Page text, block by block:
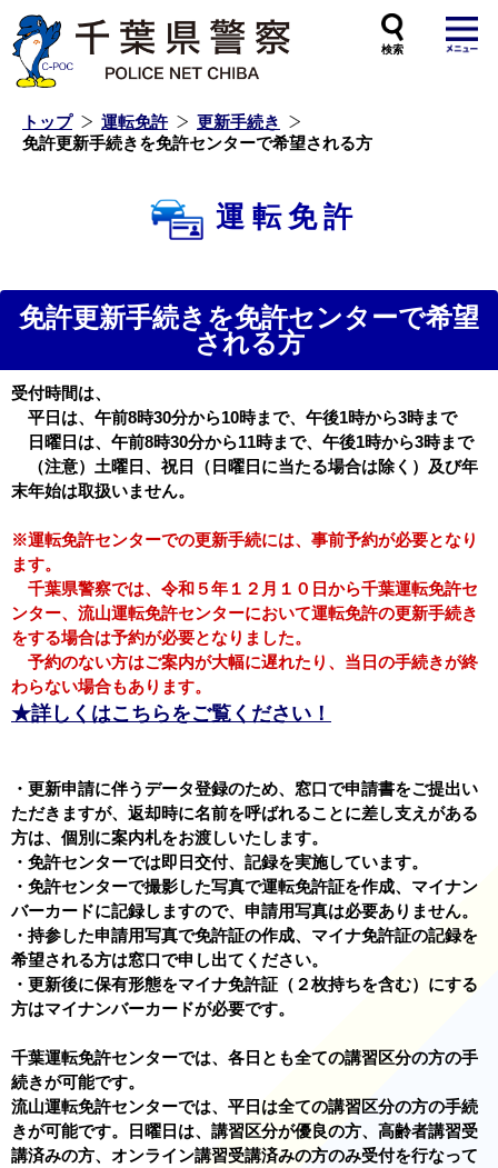
トップ 運転免許
更新手続き
免許更新手続きを免許センターで希望される方
運転免許
免許更新手続きを免許センターで希望
される方
受付時間は、
平日は、午前8時30分から10時まで、午後1時から3時まで
日曜日は、午前8時30分から11時まで、午後1時から3時まで
（注意）土曜日、祝日（日曜日に当たる場合は除く）及び年
末年始は取扱いません。
※運転免許センターでの更新手続には、事前予約が必要となり
ます。
千葉県警察では、令和５年１２月１０日から千葉運転免許セ
ンター、流山運転免許センターにおいて運転免許の更新手続き
をする場合は予約が必要となりました。
予約のない方はご案内が大幅に遅れたり、当日の手続きが終
わらない場合もあります。
★詳しくはこちらをご覧ください！
・更新申請に伴うデータ登録のため、窓口で申請書をご提出い
ただきますが、返却時に名前を呼ばれることに差し支えがある
方は、個別に案内札をお渡しいたします。
・免許センターでは即日交付、記録を実施しています。
・免許センターで撮影した写真で運転免許証を作成、マイナン
バーカードに記録しますので、申請用写真は必要ありません。
・持参した申請用写真で免許証の作成、マイナ免許証の記録を
希望される方は窓口で申し出てください。
・更新後に保有形態をマイナ免許証（２枚持ちを含む）にする
方はマイナンバーカードが必要です。
千葉運転免許センターでは、各日とも全ての講習区分の方の手
続きが可能です。
流山運転免許センターでは、平日は全ての講習区分の方の手続
きが可能です。日曜日は、講習区分が優良の方、高齢者講習受
講済みの方、オンライン講習受講済みの方のみ受付を行なって